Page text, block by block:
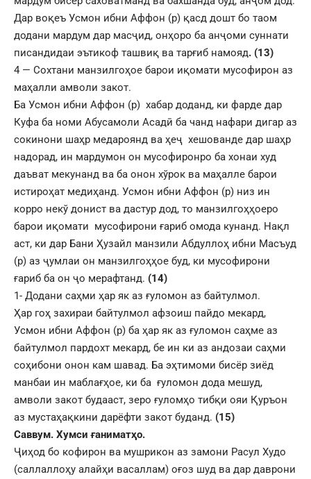
Дар воқеъ Усмон ибни Аффон (р) қасд дошт бо таом
додани мардум дар масҷид, онҳоро ба анҷоми суннати
писандидаи эътикоф ташвиқ ва тарғиб намояд. (13)
4 — Сохтани манзилгоҳое барои иқомати мусофирон аз
маҳалли амволи закот.
Ба Усмон ибни Аффон (р) хабар доданд, ки фарде дар
Куфа ба номи Абусамоли Асадӣ ба чанд нафари дигар аз
сокинони шаҳр медароянд ва ҳеҷ хешованде дар шаҳр
надорад, ин мардумон он мусофиронро ба хонаи худ
даъват мекунанд ва ба онон хўрок ва маҳалле барои
истироҳат медиҳанд. Усмон ибни Аффон (р) низ ин
корро некў донист ва дастур дод, то манзилгоҳҳоеро
барои иқомати мусофирони ғариб омода кунанд. Нақл
аст, ки дар Бани Ҳузайл манзили Абдуллоҳ ибни Масъуд
(р) аз ҷумлаи он манзилгоҳҳое буд, ки мусофирони
ғариб ба он ҷо мерафтанд. (14)
1- Додани саҳми ҳар як аз ғуломон аз байтулмол.
Ҳар гоҳ захираи байтулмол афзоиш пайдо мекард,
Усмон ибни Аффон (р) ба ҳар як аз ғуломон саҳме аз
байтулмол пардохт мекард, бе ин ки аз андозаи саҳми
соҳибони онон кам шавад. Ба эҳтимоми бисёр зиёд
манбаи ин маблағҳое, ки ба ғуломон дода мешуд,
амволи закот будааст, зеро ғуломҳо тибқи ояи Қуръон
аз мустаҳақкини дарёфти закот буданд. (15)
Саввум. Хумси ғаниматҳо.
Ҷиҳод бо кофирон ва мушрикон аз замони Расул Худо
(саллаллоҳу алайҳи васаллам) оғоз шуд ва дар даврони